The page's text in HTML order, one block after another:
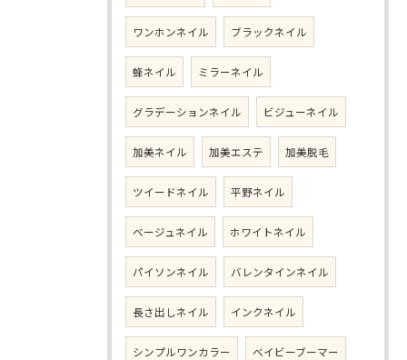
ワンホンネイル ブラックネイル
蜂ネイル ミラーネイル
グラデーションネイル ビジューネイル
加美ネイル 加美エステ 加美脱毛
ツイードネイル 平野ネイル
ベージュネイル ホワイトネイル
パイソンネイル バレンタインネイル
長さ出しネイル インクネイル
シンプルワンカラー ベイビーブーマー